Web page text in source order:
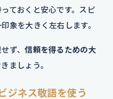
ておくと安心です。スピ
象を大きく左右します。
ず、信頼を得るための大
ましょう。
ジネス敬語を使う